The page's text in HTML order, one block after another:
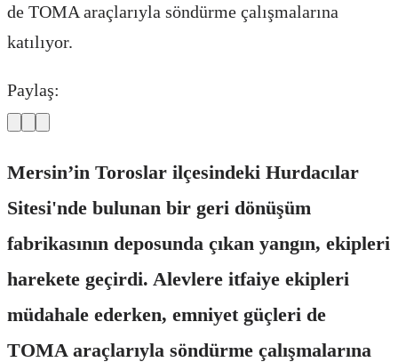
de TOMA araçlarıyla söndürme çalışmalarına
katılıyor.
Paylaş:
Mersin’in Toroslar ilçesindeki Hurdacılar
Sitesi'nde bulunan bir geri dönüşüm
fabrikasının deposunda çıkan yangın, ekipleri
harekete geçirdi. Alevlere itfaiye ekipleri
müdahale ederken, emniyet güçleri de
TOMA araçlarıyla söndürme çalışmalarına